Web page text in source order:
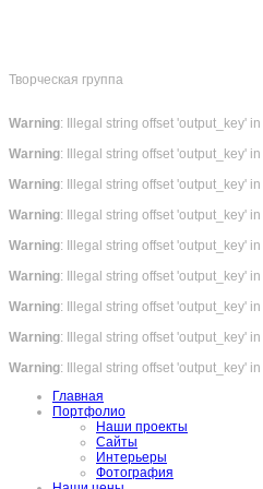
Творческая группа
Warning: Illegal string offset 'output_key' in
Warning: Illegal string offset 'output_key' in
Warning: Illegal string offset 'output_key' in
Warning: Illegal string offset 'output_key' in
Warning: Illegal string offset 'output_key' in
Warning: Illegal string offset 'output_key' in
Warning: Illegal string offset 'output_key' in
Warning: Illegal string offset 'output_key' in
Warning: Illegal string offset 'output_key' in
Главная
Портфолио
Наши проекты
Сайты
Интерьеры
Фотография